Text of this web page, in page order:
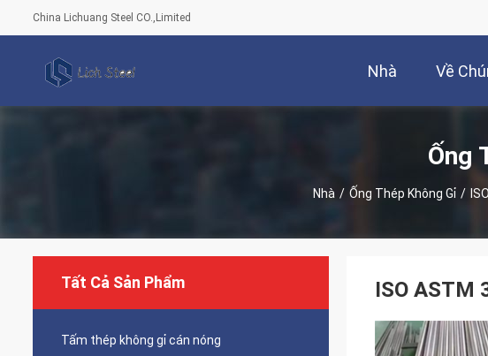
China Lichuang Steel CO.,Limited
Nhà Về
Ống
Nhà / Ống Thép Không Gỉ /
Tất Cả Sản Phẩm
Tấm thép không gỉ cán nóng
ISO ASTM